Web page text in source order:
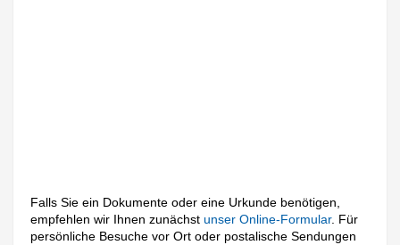
Falls Sie ein Dokumente oder eine Urkunde benötigen,
empfehlen wir Ihnen zunächstunser Online-Formular. Für
persönliche Besuche vor Ort oder postalische Sendungen